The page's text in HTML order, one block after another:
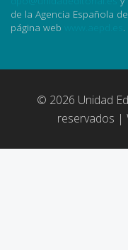
de la Agencia Española
página web
.
© 2026 Unidad
reservados |